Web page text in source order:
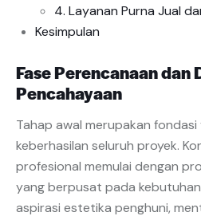
4. Layanan Purna Jual
Kesimpulan
Fase Perencanaan dan
Pencahayaan
Tahap awal merupakan
keberhasilan seluruh proyek.
profesional memulai dengan
yang berpusat pada
aspirasi estetika penghuni,